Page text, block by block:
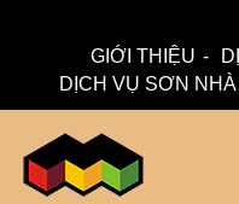
GIỚI THIỆU
DỊCH VỤ SƠN NHÀ